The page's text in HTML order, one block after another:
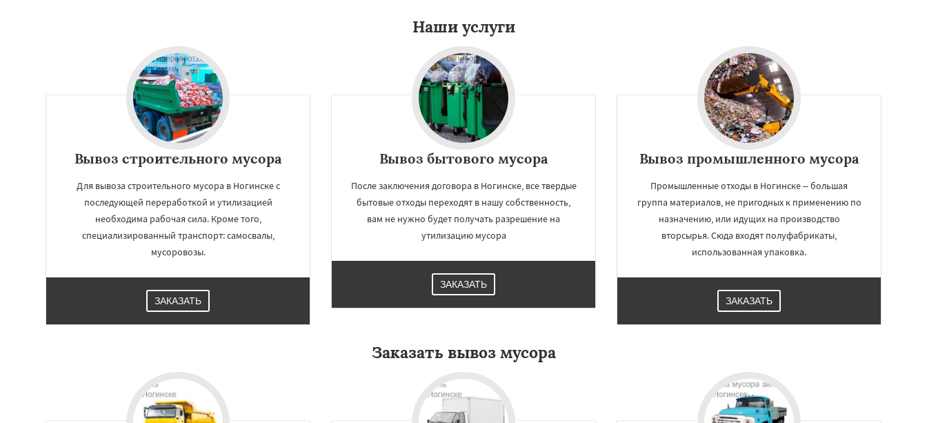
Наши услуги
Вывоз строительного мусора
Для вывоза строительного мусора в Ногинске с
последующей переработкой и утилизацией
необходима рабочая сила. Кроме того,
специализированный транспорт: самосвалы,
мусоровозы.
ЗАКАЗАТЬ
Вывоз бытового мусора
После заключения договора в Ногинске, все твердые
бытовые отходы переходят в нашу собственность,
вам не нужно будет получать разрешение на
утилизацию мусора
ЗАКАЗАТЬ
Вывоз промышленного мусора
Промышленные отходы в Ногинске – большая
группа материалов, не пригодных к применению по
назначению, или идущих на производство
вторсырья. Сюда входят полуфабрикаты,
использованная упаковка.
ЗАКАЗАТЬ
Заказать вывоз мусора